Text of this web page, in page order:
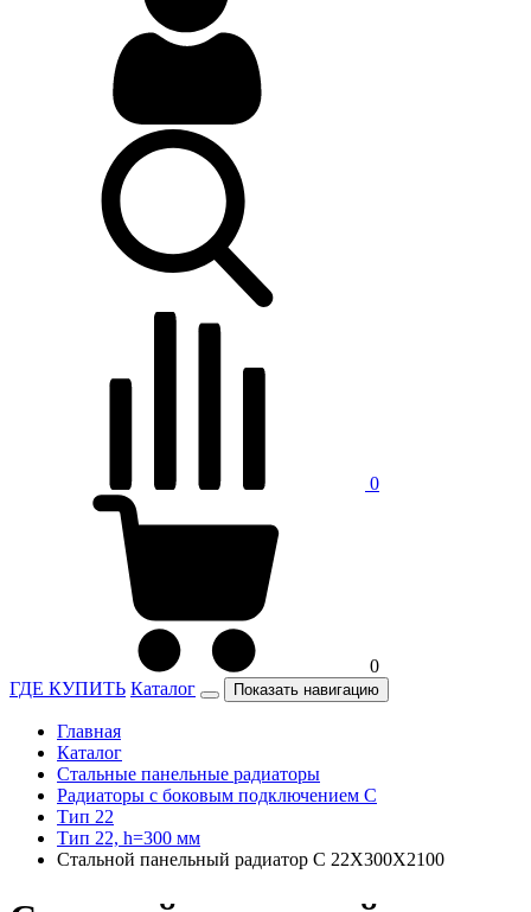
0
0
ГДЕ КУПИТЬ Каталог Показать навигацию
Главная
Каталог
Стальные панельные радиаторы
Радиаторы c боковым подключением C
Тип 22
Тип 22, h=300 мм
Стальной панельный радиатор C 22Х300Х2100